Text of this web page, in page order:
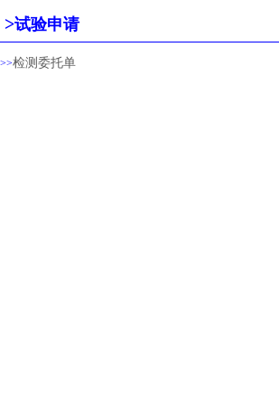
>试验申请
​​​>>检测委托单